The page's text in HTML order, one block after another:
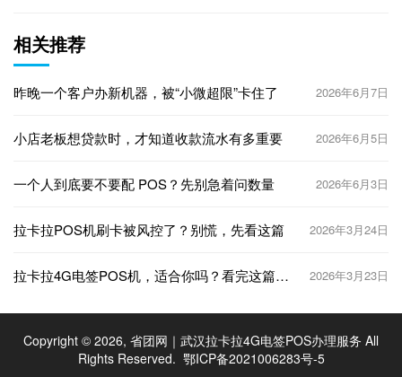
相关推荐
昨晚一个客户办新机器，被“小微超限”卡住了 2026年6月7日
小店老板想贷款时，才知道收款流水有多重要 2026年6月5日
一个人到底要不要配 POS？先别急着问数量 2026年6月3日
拉卡拉POS机刷卡被风控了？别慌，先看这篇 2026年3月24日
拉卡拉4G电签POS机，适合你吗？看完这篇再
2026年3月23日
Copyright © 2026, 省团网｜武汉拉卡拉4G电签POS办理服务 All
Rights Reserved. 鄂ICP备2021006283号-5